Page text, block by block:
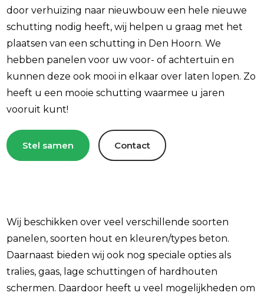
door verhuizing naar nieuwbouw een hele nieuwe
schutting nodig heeft, wij helpen u graag met het
plaatsen van een schutting in Den Hoorn. We
hebben panelen voor uw voor- of achtertuin en
kunnen deze ook mooi in elkaar over laten lopen. Zo
heeft u een mooie schutting waarmee u jaren
vooruit kunt!
Stel samen Contact
Wij beschikken over veel verschillende soorten
panelen, soorten hout en kleuren/types beton.
Daarnaast bieden wij ook nog speciale opties als
tralies, gaas, lage schuttingen of hardhouten
schermen. Daardoor heeft u veel mogelijkheden om